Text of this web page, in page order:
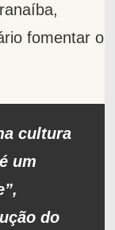
fomentar o
cultura
um
do